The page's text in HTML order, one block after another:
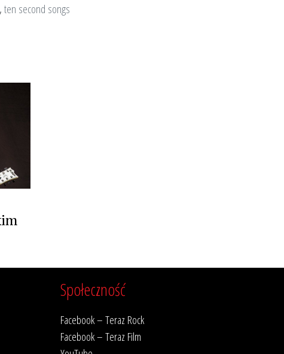
,ten second songs
Społeczność
Facebook – Teraz Rock
Facebook – Teraz Film